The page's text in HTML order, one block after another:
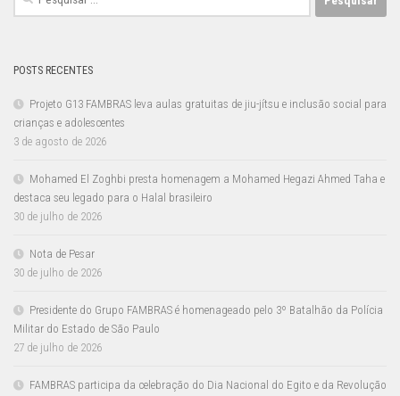
POSTS RECENTES
Projeto G13 FAMBRAS leva aulas gratuitas de jiu-jítsu e inclusão social para
crianças e adolescentes
3 de agosto de 2026
Mohamed El Zoghbi presta homenagem a Mohamed Hegazi Ahmed Taha e
destaca seu legado para o Halal brasileiro
30 de julho de 2026
Nota de Pesar
30 de julho de 2026
Presidente do Grupo FAMBRAS é homenageado pelo 3º Batalhão da Polícia
Militar do Estado de São Paulo
27 de julho de 2026
FAMBRAS participa da celebração do Dia Nacional do Egito e da Revolução